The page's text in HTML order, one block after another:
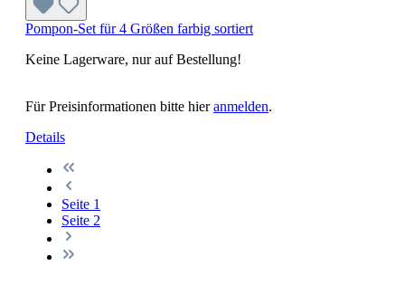
Pompon-Set für 4 Größen farbig sortiert
Keine Lagerware, nur auf Bestellung!
Für Preisinformationen bitte hieranmelden.
Details
Seite 1
Seite 2